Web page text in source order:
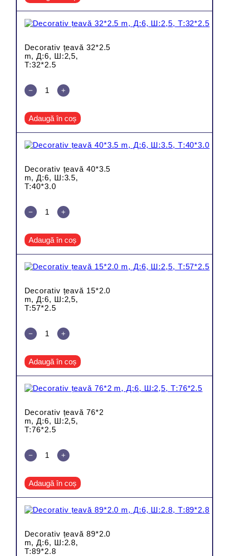
Decorativ țeavă 32*2.5
m, Д:6, Ш:2,5,
Т:32*2.5
Adaugă în coș
Decorativ țeavă 40*3.5
m, Д:6, Ш:3.5,
Т:40*3.0
Adaugă în coș
Decorativ țeavă 15*2.0
m, Д:6, Ш:2,5,
Т:57*2.5
Adaugă în coș
Decorativ țeavă 76*2
m, Д:6, Ш:2,5,
Т:76*2.5
Adaugă în coș
Decorativ țeavă 89*2.0
m, Д:6, Ш:2.8,
Т:89*2.8